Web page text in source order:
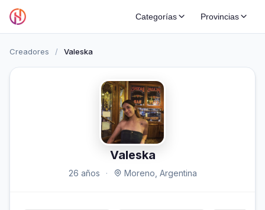
Categorías Provincias
Creadores / Valeska
Valeska
26 años · Moreno, Argentina